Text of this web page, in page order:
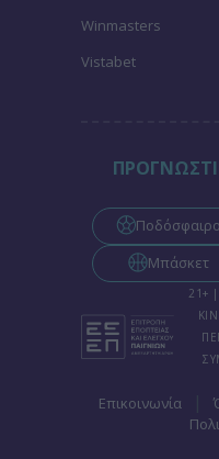
Winmasters
Vistabet
Ποδόσφαιρο
Μπάσκετ
21+
Επικοινωνία